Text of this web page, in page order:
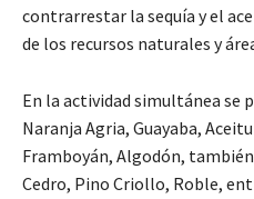
contrarrestar la sequía y el
de los recursos naturales y
En la actividad simultánea se
Naranja Agria, Guayaba,
Framboyán, Algodón,
Cedro, Pino Criollo, Roble,